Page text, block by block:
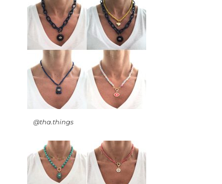
@tha.things